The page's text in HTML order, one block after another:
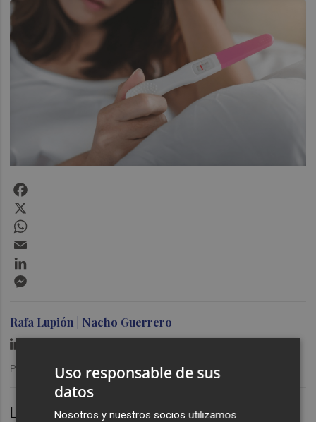
Rafa Lupión | Nacho Guerrero
Publicado: 05/06/2026 ·06:00
La infertilidad es una enfermedad
Uso responsable de sus
datos
Nosotros y nuestros socios utilizamos